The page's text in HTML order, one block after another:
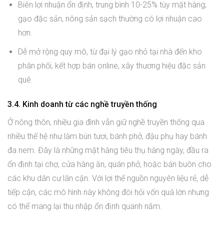
Biên lợi nhuận ổn định, trung bình 10-25% tùy mặt hàng;
gạo đặc sản, nông sản sạch thường có lợi nhuận cao
hơn.
Dễ mở rộng quy mô, từ đại lý gạo nhỏ tại nhà đến kho
phân phối, kết hợp bán online, xây thương hiệu đặc sản
quê.
3.4. Kinh doanh từ các nghề truyền thống
Ở nông thôn, nhiều gia đình vẫn giữ nghề truyền thống qua
nhiều thế hệ như làm bún tươi, bánh phở, đậu phụ hay bánh
đa nem. Đây là những mặt hàng tiêu thụ hàng ngày, đầu ra
ổn định tại chợ, cửa hàng ăn, quán phở, hoặc bán buôn cho
các khu dân cư lân cận. Với lợi thế nguồn nguyên liệu rẻ, dễ
tiếp cận, các mô hình này không đòi hỏi vốn quá lớn nhưng
có thể mang lại thu nhập ổn định quanh năm.